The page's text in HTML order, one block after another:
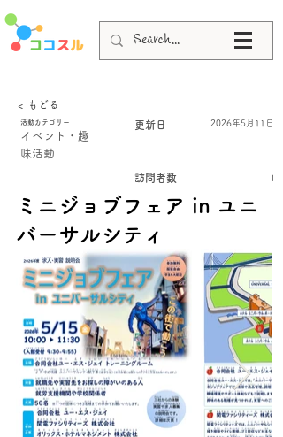
< もどる
活動カテゴリー
イベント・趣
味活動
更新日 2026年5月11日
訪問者数 I
ミニジョブフェア in ユニ
バーサルシティ